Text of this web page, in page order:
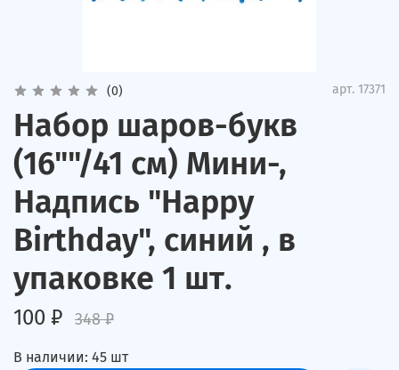
(0) арт. 17371
Набор шаров-букв
(16""/41 см) Мини-,
Надпись "Happy
Birthday", синий , в
упаковке 1 шт.
100 ₽ 348 ₽
В наличии: 45 шт